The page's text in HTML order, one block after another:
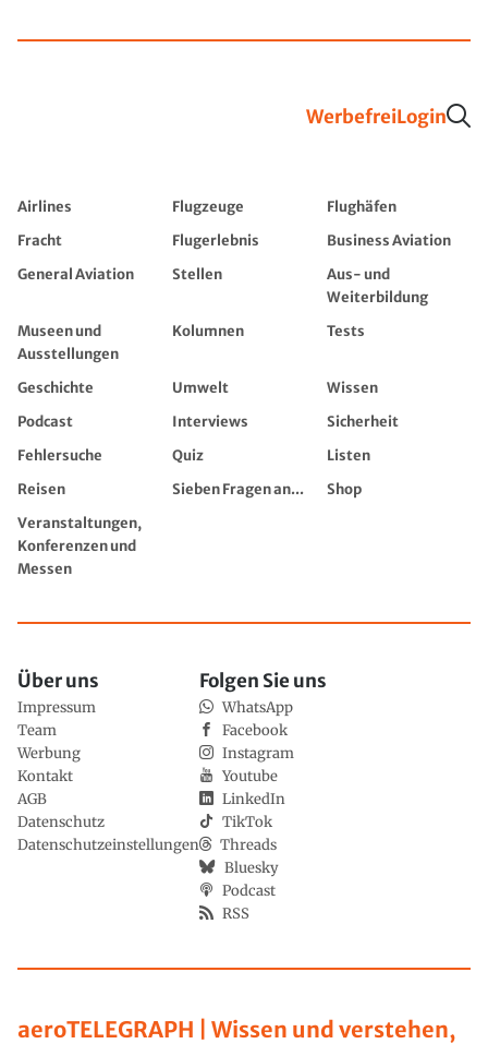
WerbefreiLogin
Airlines Flugzeuge
Flughäfen
Fracht
Flugerlebnis
Business Aviation
General Aviation
Stellen
Aus- und
Weiterbildung
Museen und
Ausstellungen
Kolumnen Tests
Geschichte Umwelt
Wissen
Podcast
Interviews
Sicherheit
Fehlersuche
Quiz
Listen
Reisen
Sieben Fragen an...
Shop
Veranstaltungen,
Konferenzen und
Messen
aeroTELEGRAPH | Wissen und verstehen,
Über uns
Impressum
Team
Werbung
Kontakt
AGB
Datenschutz
Datenschutzeinstellungen
Folgen Sie uns
WhatsApp
Facebook
Instagram
Youtube
LinkedIn
TikTok
Threads
Bluesky
Podcast
RSS